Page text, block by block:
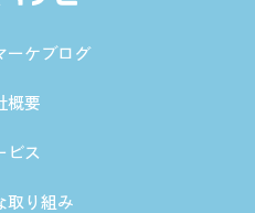
ーケブログ
概要
ビス
取り組み